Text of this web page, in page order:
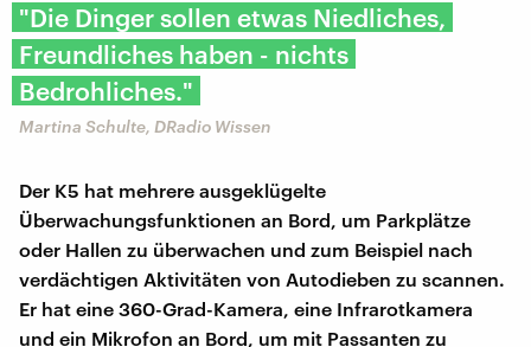
"Die Dinger sollen etwas Niedliches,
Freundliches haben - nichts
Bedrohliches."
Martina Schulte, DRadio Wissen
Der K5 hat mehrere ausgeklügelte
Überwachungsfunktionen an Bord, um Parkplätze
oder Hallen zu überwachen und zum Beispiel nach
verdächtigen Aktivitäten von Autodieben zu scannen.
Er hat eine 360-Grad-Kamera, eine Infrarotkamera
und ein Mikrofon an Bord, um mit Passanten zu